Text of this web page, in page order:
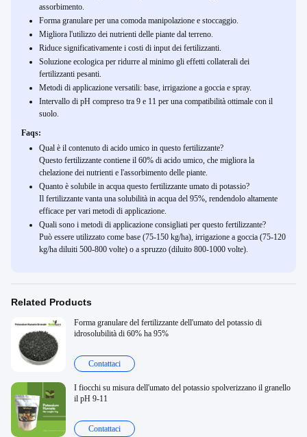
assorbimento.
Forma granulare per una comoda manipolazione e stoccaggio.
Migliora l'utilizzo dei nutrienti delle piante dal terreno.
Riduce significativamente i costi di input dei fertilizzanti.
Soluzione ecologica per ridurre al minimo gli effetti collaterali dei
fertilizzanti pesanti.
Metodi di applicazione versatili: base, irrigazione a goccia e spray.
Intervallo di pH compreso tra 9 e 11 per una compatibilità ottimale con il
suolo.
Faqs:
Qual è il contenuto di acido umico in questo fertilizzante?
Questo fertilizzante contiene il 60% di acido umico, che migliora la
chelazione dei nutrienti e l'assorbimento delle piante.
Quanto è solubile in acqua questo fertilizzante umato di potassio?
Il fertilizzante vanta una solubilità in acqua del 95%, rendendolo altamente
efficace per vari metodi di applicazione.
Quali sono i metodi di applicazione consigliati per questo fertilizzante?
Può essere utilizzato come base (75-150 kg/ha), irrigazione a goccia (75-120
kg/ha diluiti 500-800 volte) o a spruzzo (diluito 800-1000 volte).
Related Products
Forma granulare del fertilizzante dell'umato del potassio di
idrosolubilità di 60% ha 95%
Contattaci
I fiocchi su misura dell'umato del potassio spolverizzano il granello
il pH 9-11
Contattaci